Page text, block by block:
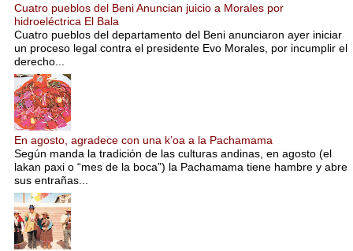
Cuatro pueblos del Beni Anuncian juicio a Morales por
hidroeléctrica El Bala
Cuatro pueblos del departamento del Beni anunciaron ayer iniciar
un proceso legal contra el presidente Evo Morales, por incumplir el
derecho...
En agosto, agradece con una k’oa a la Pachamama
Según manda la tradición de las culturas andinas, en agosto (el
lakan paxi o “mes de la boca”) la Pachamama tiene hambre y abre
sus entrañas...